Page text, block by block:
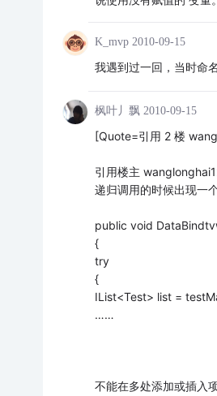
K_mvp 2010-09-15
我遇到过一回，当时命
枫叶丿飘 2010-09-15
[Quote=引用 2 楼
引用楼主
递归调用的时候出现一
public void
{
try
{
IList<Test> list =
……
不能在多处添加或插入